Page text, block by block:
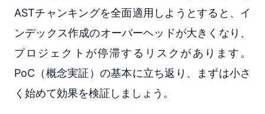
ASTチャンキングを全面適用しようとすると、イ
ンデックス作成のオーバーヘッドが大きくなり、
プロジェクトが停滞するリスクがあります。
PoC（概念実証）の基本に立ち返り、まずは小さ
く始めて効果を検証しましょう。